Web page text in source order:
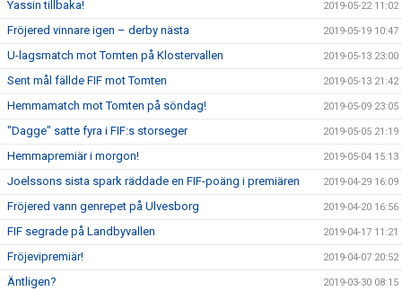
Yassin tillbaka! 2019-05-22 11:02
Fröjered vinnare igen – derby nästa 2019-05-19 10:47
U-lagsmatch mot Tomten på Klostervallen 2019-05-13 23:00
Sent mål fällde FIF mot Tomten 2019-05-13 21:42
Hemmamatch mot Tomten på söndag! 2019-05-09 23:05
"Dagge" satte fyra i FIF:s storseger 2019-05-05 21:19
Hemmapremiär i morgon! 2019-05-04 15:13
Joelssons sista spark räddade en FIF-poäng i premiären 2019-04-29 16:09
Fröjered vann genrepet på Ulvesborg 2019-04-20 16:56
FIF segrade på Landbyvallen 2019-04-17 11:21
Fröjevipremiär! 2019-04-07 20:52
Äntligen? 2019-03-30 08:15